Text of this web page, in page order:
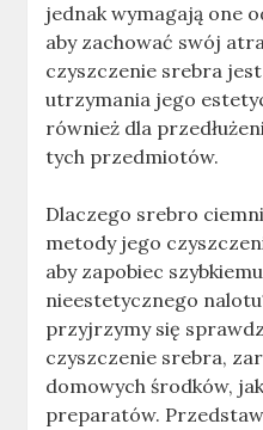
jednak wymagają one
aby zachować swój
czyszczenie srebra
utrzymania jego
również dla
tych przedmiotów.
Dlaczego srebro
metody jego
aby zapobiec
nieestetycznego
przyjrzymy się
czyszczenie srebra,
domowych środków,
preparatów.